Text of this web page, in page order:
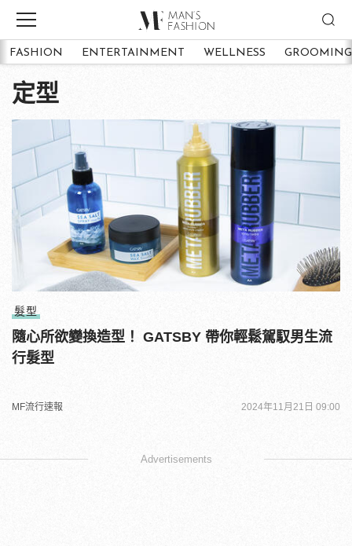
FASHION ENTERTAINMENT WELLNESS GROOMING
定型
髮型
隨心所欲變換造型！ GATSBY 帶你輕鬆駕馭男生流
行髮型
MF流行速報 2024年11月21日 09:00
Advertisements